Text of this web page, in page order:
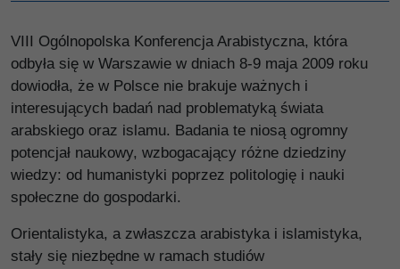
VIII Ogólnopolska Konferencja Arabistyczna, która
odbyła się w Warszawie w dniach 8-9 maja 2009 roku
dowiodła, że w Polsce nie brakuje ważnych i
interesujących badań nad problematyką świata
arabskiego oraz islamu. Badania te niosą ogromny
potencjał naukowy, wzbogacający różne dziedziny
wiedzy: od humanistyki poprzez politologię i nauki
społeczne do gospodarki.
Orientalistyka, a zwłaszcza arabistyka i islamistyka,
stały się niezbędne w ramach studiów